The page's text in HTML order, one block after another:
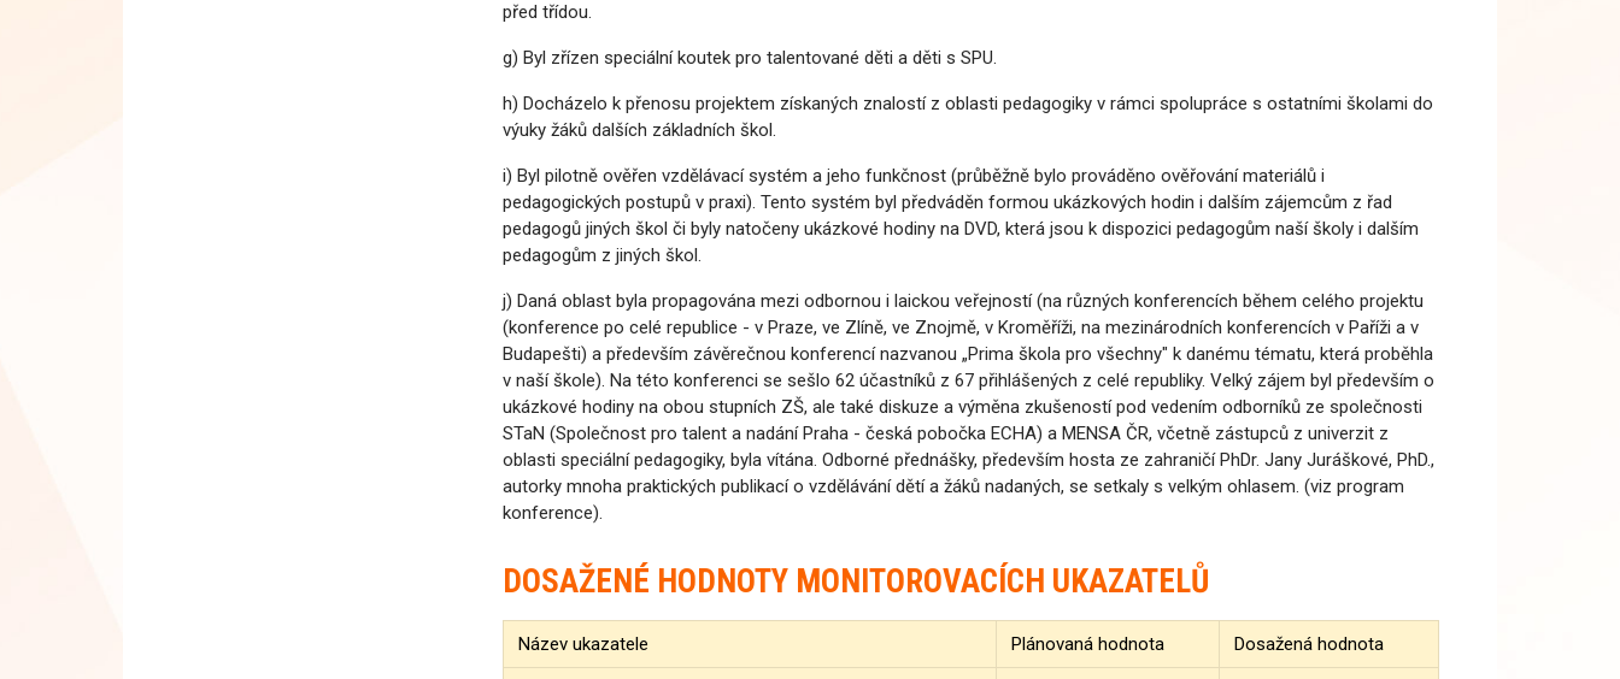
před třídou.
g) Byl zřízen speciální koutek pro talentované děti a děti s SPU.
h) Docházelo k přenosu projektem získaných znalostí z oblasti pedagogiky v rámci spolupráce s ostatními školami do
výuky žáků dalších základních škol.
i) Byl pilotně ověřen vzdělávací systém a jeho funkčnost (průběžně bylo prováděno ověřování materiálů i
pedagogických postupů v praxi). Tento systém byl předváděn formou ukázkových hodin i dalším zájemcům z řad
pedagogů jiných škol či byly natočeny ukázkové hodiny na DVD, která jsou k dispozici pedagogům naší školy i dalším
pedagogům z jiných škol.
j) Daná oblast byla propagována mezi odbornou i laickou veřejností (na různých konferencích během celého projektu
(konference po celé republice - v Praze, ve Zlíně, ve Znojmě, v Kroměříži, na mezinárodních konferencích v Paříži a v
Budapešti) a především závěrečnou konferencí nazvanou „Prima škola pro všechny" k danému tématu, která proběhla
v naší škole). Na této konferenci se sešlo 62 účastníků z 67 přihlášených z celé republiky. Velký zájem byl především o
ukázkové hodiny na obou stupních ZŠ, ale také diskuze a výměna zkušeností pod vedením odborníků ze společnosti
STaN (Společnost pro talent a nadání Praha - česká pobočka ECHA) a MENSA ČR, včetně zástupců z univerzit z
oblasti speciální pedagogiky, byla vítána. Odborné přednášky, především hosta ze zahraničí PhDr. Jany Juráškové, PhD.,
autorky mnoha praktických publikací o vzdělávání dětí a žáků nadaných, se setkaly s velkým ohlasem. (viz program
konference).
DOSAŽENÉ HODNOTY MONITOROVACÍCH UKAZATELŮ
Název ukazatele Plánovaná hodnota Dosažená hodnota